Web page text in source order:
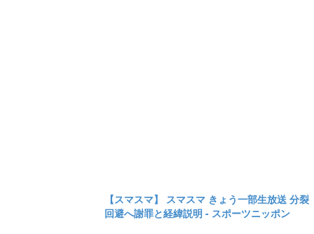
【スマスマ】 スマスマ きょう一部生放送 分裂
回避へ謝罪と経緯説明 - スポーツニッポン